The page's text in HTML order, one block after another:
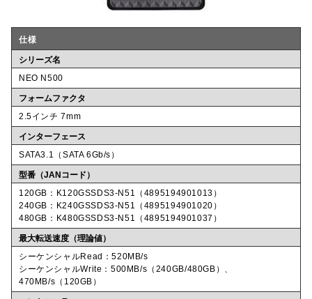
仕様
シリーズ名
NEO N500
フォームファクタ
2.5インチ 7mm
インターフェース
SATA3.1（SATA 6Gb/s）
型番（JANコード）
120GB：K120GSSDS3-N51（4895194901013）
240GB：K240GSSDS3-N51（4895194901020）
480GB：K480GSSDS3-N51（4895194901037）
最大転送速度（理論値）
シーケンシャルRead：520MB/s
シーケンシャルWrite：500MB/s（240GB/480GB）、
470MB/s（120GB）